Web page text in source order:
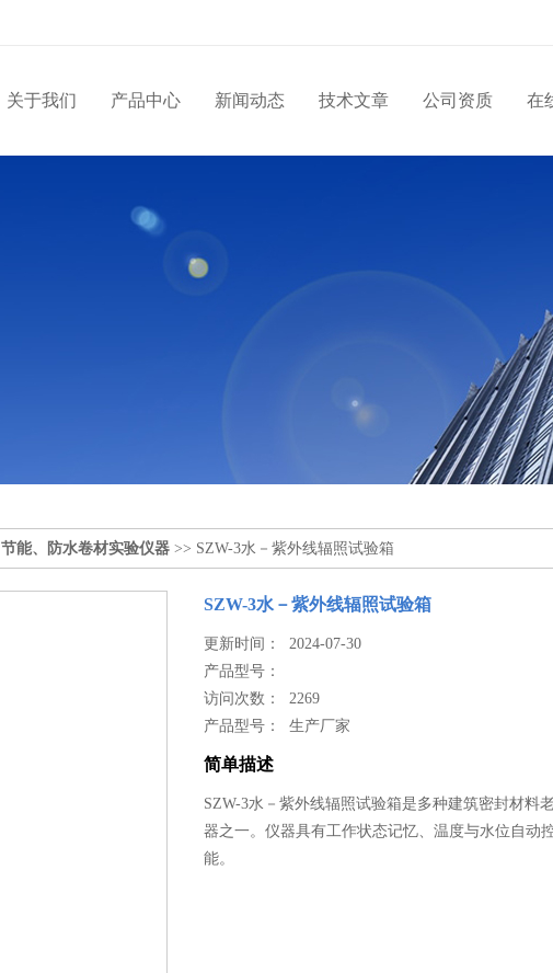
关于我们 产品中心 新闻动态 技术文章 公司资质 在
节能、防水卷材实验仪器 >> SZW-3水－紫外线辐照试验箱
SZW-3水－紫外线辐照试验箱
更新时间： 2024-07-30
产品型号：
访问次数： 2269
产品型号： 生产厂家
简单描述
SZW-3水－紫外线辐照试验箱是多种建筑密封材料
器之一。仪器具有工作状态记忆、温度与水位自动
能。